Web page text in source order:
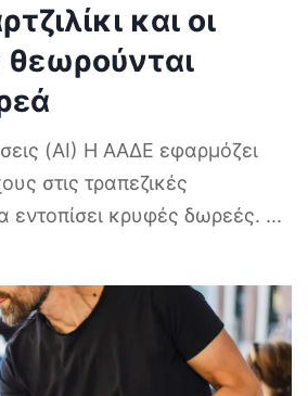
και οι
θεωρούνται
(AI) Η ΑΑΔΕ εφαρμόζει
στις τραπεζικές
εντοπίσει κρυφές δωρεές. ...